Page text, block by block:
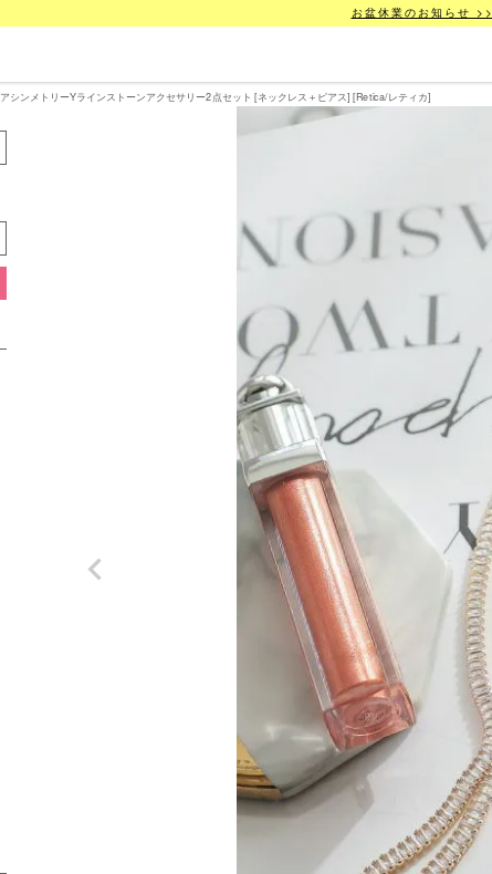
お盆休業のお知らせ >>
アシンメトリーYラインストーンアクセサリー2点セット [ネックレス＋ピアス] [Retica/レティカ]